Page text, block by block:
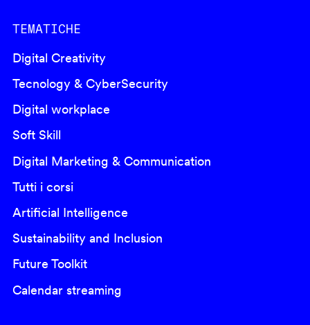
TEMATICHE
Digital Creativity
Tecnology & CyberSecurity
Digital workplace
Soft Skill
Digital Marketing & Communication
Tutti i corsi
Artificial Intelligence
Sustainability and Inclusion
Future Toolkit
Calendar streaming